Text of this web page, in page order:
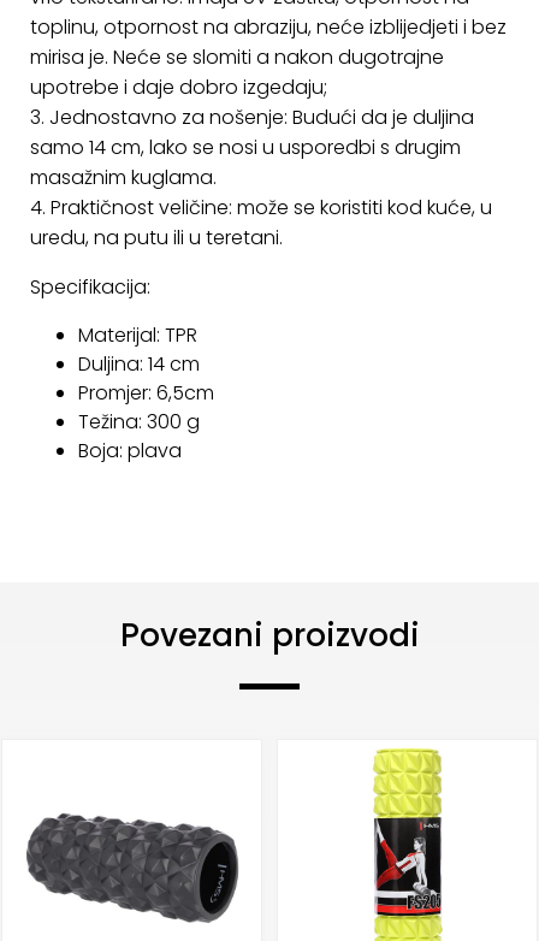
toplinu, otpornost na abraziju, neće izblijedjeti i bez
mirisa je. Neće se slomiti a nakon dugotrajne
upotrebe i daje dobro izgedaju;
3. Jednostavno za nošenje: Budući da je duljina
samo 14 cm, lako se nosi u usporedbi s drugim
masažnim kuglama.
4. Praktičnost veličine: može se koristiti kod kuće, u
uredu, na putu ili u teretani.
Specifikacija:
Materijal: TPR
Duljina: 14 cm
Promjer: 6,5cm
Težina: 300 g
Boja: plava
Povezani proizvodi